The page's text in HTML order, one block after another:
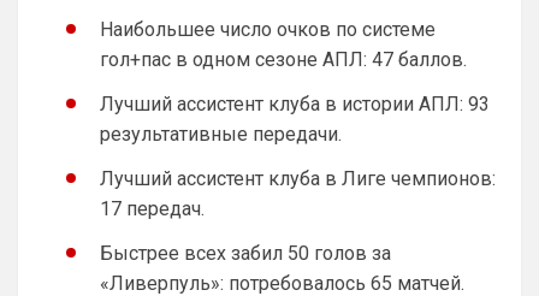
Наибольшее число очков по системе
гол+пас в одном сезоне АПЛ: 47 баллов.
Лучший ассистент клуба в истории АПЛ: 93
результативные передачи.
Лучший ассистент клуба в Лиге чемпионов:
17 передач.
Быстрее всех забил 50 голов за
«Ливерпуль»: потребовалось 65 матчей.